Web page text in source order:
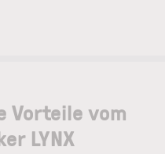
Vorteile vom
LYNX